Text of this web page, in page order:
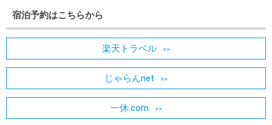
宿泊予約はこちらから
楽天トラベル
じゃらんnet
一休.com